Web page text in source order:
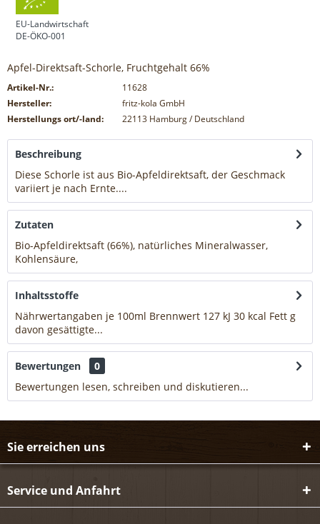
EU-Landwirtschaft
DE-ÖKO-001
Apfel-Direktsaft-Schorle, Fruchtgehalt 66%
Artikel-Nr.:
11628
Hersteller:
fritz-kola GmbH
Herstellungs ort/-land:
22113 Hamburg / Deutschland
Beschreibung
Diese Schorle ist aus Bio-Apfeldirektsaft, der Geschmack
variiert je nach Ernte....
Zutaten
Bio-Apfeldirektsaft (66%), natürliches Mineralwasser,
Kohlensäure,
Inhaltsstoffe
Nährwertangaben je 100ml Brennwert 127 kJ 30 kcal Fett g
davon gesättigte...
Bewertungen
0
Bewertungen lesen, schreiben und diskutieren...
Sie erreichen uns
Service und Anfahrt